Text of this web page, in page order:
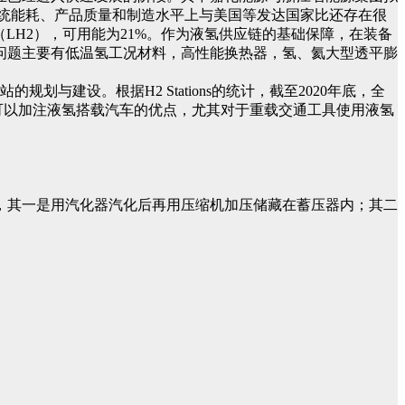
耗、产品质量和制造水平上与美国等发达国家比还存在很
），可用能为21%。作为液氢供应链的基础保障，在装备
主要有低温氢工况材料，高性能换热器，氢、氦大型透平膨
规划与建设。根据H2 Stations的统计，截至2020年底，全
加注液氢搭载汽车的优点，尤其对于重载交通工具使用液氢
一是用汽化器汽化后再用压缩机加压储藏在蓄压器内；其二